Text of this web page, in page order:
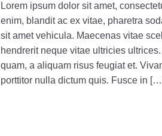
Lorem ipsum dolor sit amet,
enim, blandit ac ex vitae, pharetra
sit amet vehicula. Maecenas vitae
hendrerit neque vitae ultricies
quam, a aliquam risus feugiat et.
porttitor nulla dictum quis. Fusce in